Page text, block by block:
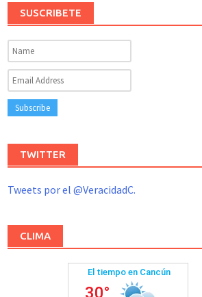
SUSCRIBETE
TWITTER
Tweets por el @VeracidadC.
CLIMA